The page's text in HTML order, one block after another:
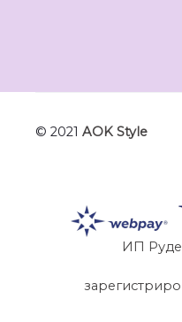
© 2021 AOK Style
ИП